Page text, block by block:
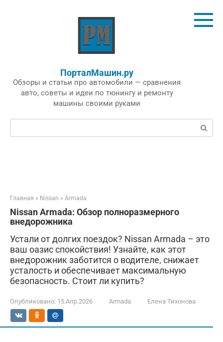
ПорталМашин.ру
Обзоры и статьи про автомобили — сравнения
авто, советы и идеи по тюнингу и ремонту
машины своими руками
Поиск:
Главная » Nissan » Armada
Nissan Armada: Обзор полноразмерного
внедорожника
Устали от долгих поездок? Nissan Armada – это
ваш оазис спокойствия! Узнайте, как этот
внедорожник заботится о водителе, снижает
усталость и обеспечивает максимальную
безопасность. Стоит ли купить?
Опубликовано: 15.Апр.2026 Armada Елена Тихонова